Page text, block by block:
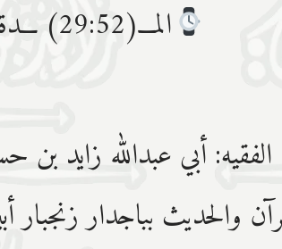
المـــ(29:52) ـــدة
أبي عبدﷲ زايد
والحديث بباجدار زنجبار